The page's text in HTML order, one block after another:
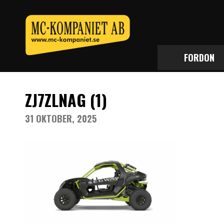
FORDON
ZJ7ZLNAG (1)
31 OKTOBER, 2025